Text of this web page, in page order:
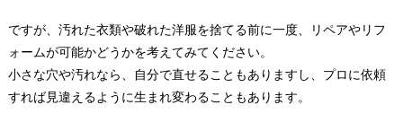
ですが、汚れた衣類や破れた洋服を捨てる前に一度、リペアやリフ
ォームが可能かどうかを考えてみてください。
小さな穴や汚れなら、自分で直せることもありますし、プロに依頼
すれば見違えるように生まれ変わることもあります。